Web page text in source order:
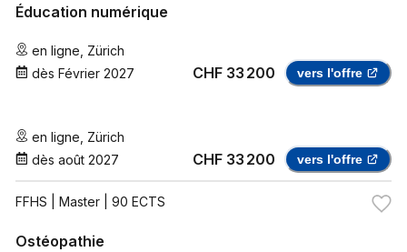
Éducation numérique
en ligne Zürich
dès Février 2027 CHF 33 200 vers l'offre
en ligne Zürich
dès août 2027 CHF 33 200 vers l'offre
FFHS | Master | 90 ECTS
Ostéopathie